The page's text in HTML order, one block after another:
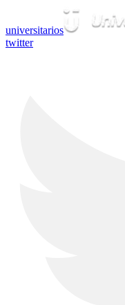
universitarios
twitter